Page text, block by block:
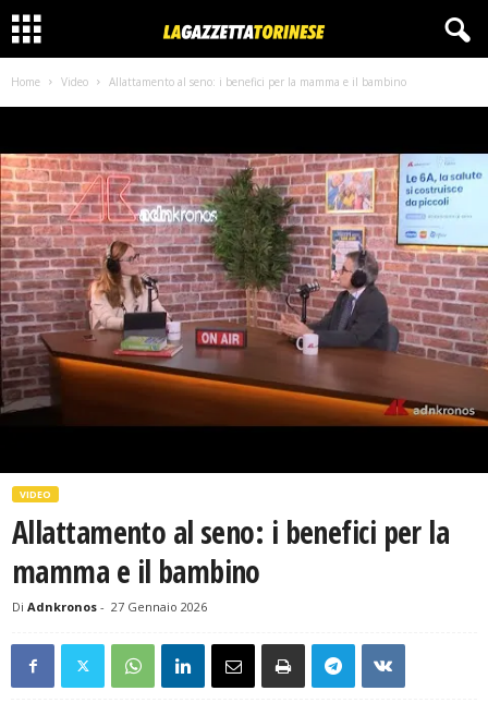
Home Video Allattamento al seno: i benefici per la mamma e il bambino
VIDEO
Allattamento al seno: i benefici per la
mamma e il bambino
Di Adnkronos - 27 Gennaio 2026